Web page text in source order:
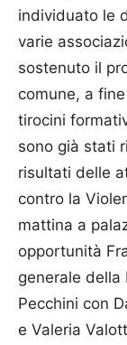
individuato le
varie
sostenuto il
comune, a
tirocini
sono già stati
risultati delle
contro la
mattina a
opportunità
generale della
Pecchini con
e Valeria